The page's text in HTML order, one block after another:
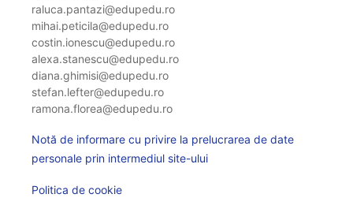
raluca.pantazi@edupedu.ro
mihai.peticila@edupedu.ro
costin.ionescu@edupedu.ro
alexa.stanescu@edupedu.ro
diana.ghimisi@edupedu.ro
stefan.lefter@edupedu.ro
ramona.florea@edupedu.ro
Notă de informare cu privire la prelucrarea de date
personale prin intermediul site-ului
Politica de cookie